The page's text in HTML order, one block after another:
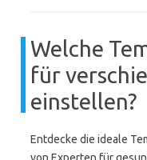
Welche
für
einstellen?
Entdecke die ideale